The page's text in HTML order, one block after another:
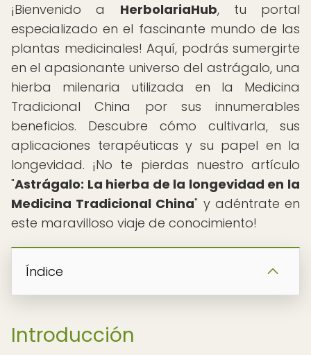
¡Bienvenido a HerbolariaHub, tu portal
especializado en el fascinante mundo de las
plantas medicinales! Aquí, podrás sumergirte
en el apasionante universo del astrágalo, una
hierba milenaria utilizada en la Medicina
Tradicional China por sus innumerables
beneficios. Descubre cómo cultivarla, sus
aplicaciones terapéuticas y su papel en la
longevidad. ¡No te pierdas nuestro artículo
"Astrágalo: La hierba de la longevidad en la
Medicina Tradicional China" y adéntrate en
este maravilloso viaje de conocimiento!
Índice
Introducción